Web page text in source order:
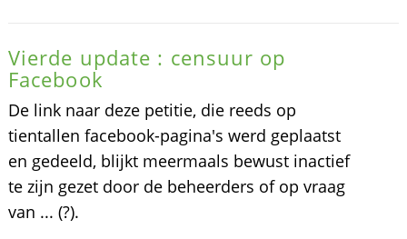
Vierde update : censuur op
Facebook
De link naar deze petitie, die reeds op
tientallen facebook-pagina's werd geplaatst
en gedeeld, blijkt meermaals bewust inactief
te zijn gezet door de beheerders of op vraag
van ... (?).